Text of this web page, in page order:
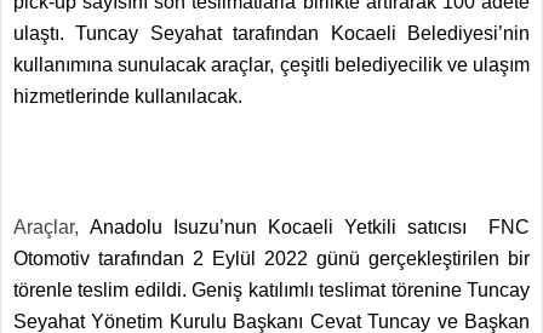
ulaştı. Tuncay Seyahat tarafından Kocaeli Belediyesi’nin
kullanımına sunulacak araçlar, çeşitli belediyecilik ve ulaşım
hizmetlerinde kullanılacak.
Araçlar, Anadolu Isuzu’nun Kocaeli Yetkili satıcısı FNC
Otomotiv tarafından 2 Eylül 2022 günü gerçekleştirilen bir
törenle teslim edildi. Geniş katılımlı teslimat törenine Tuncay
Seyahat Yönetim Kurulu Başkanı Cevat Tuncay ve Başkan